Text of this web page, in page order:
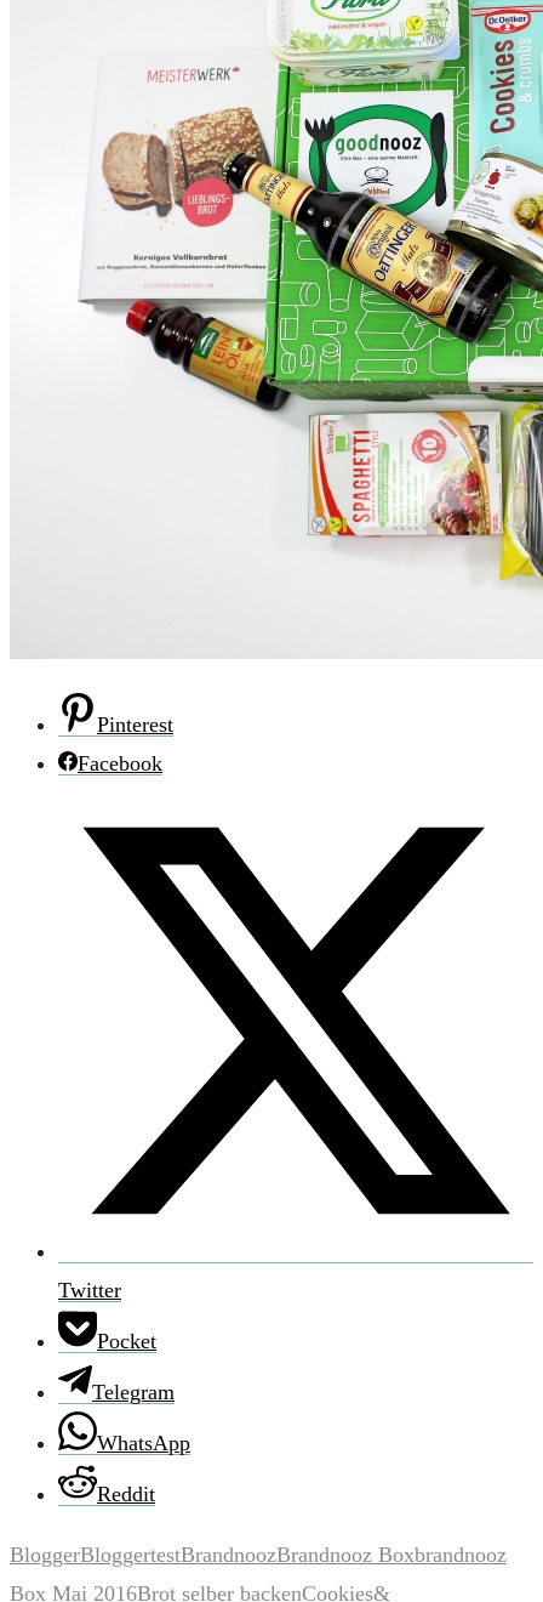
Pinterest
Facebook
Twitter
Pocket
Telegram
WhatsApp
Reddit
BloggerBloggertestBrandnoozBrandnooz Boxbrandnooz
Box Mai 2016Brot selber backenCookies&